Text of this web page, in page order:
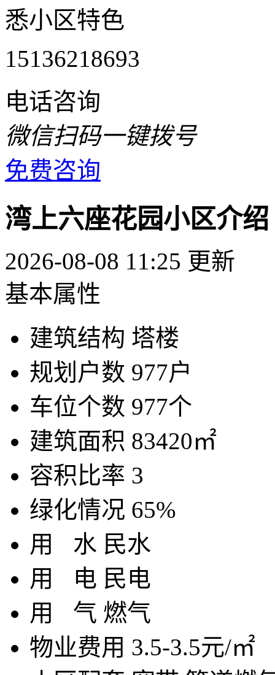
悉小区特色
15136218693
电话咨询
微信扫码一键拨号
免费咨询
湾上六座花园小区介绍
2026-08-08 11:25 更新
基本属性
建筑结构 塔楼
规划户数 977户
车位个数 977个
建筑面积 83420㎡
容积比率 3
绿化情况 65%
用 水 民水
用
电 民电
用 气 燃气
物业费用 3.5-3.5元/㎡